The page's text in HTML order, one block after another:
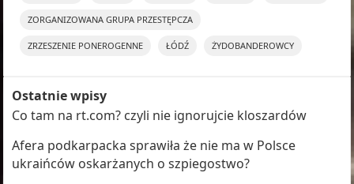
ZORGANIZOWANA GRUPA PRZESTĘPCZA
ZRZESZENIE PONEROGENNE ŁÓDŹ ŻYDOBANDEROWCY
Ostatnie wpisy
Co tam na rt.com? czyli nie ignorujcie kloszardów
Afera podkarpacka sprawiła że nie ma w Polsce
ukraińców oskarżanych o szpiegostwo?